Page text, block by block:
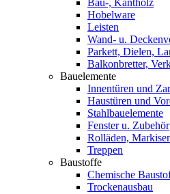
Bau-, Kantholz
Hobelware
Leisten
Wand- u.
Parkett, Dielen,
Balkonbretter,
Bauelemente
Innentüren und
Haustüren und
Stahlbauelemente
Fenster u. Zubehör
Rolläden,
Treppen
Baustoffe
Chemische
Trockenausbau